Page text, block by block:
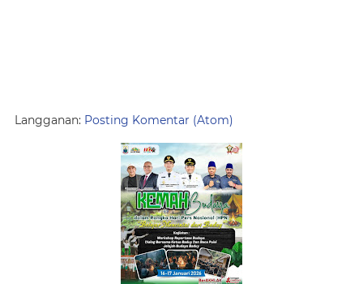
Langganan: Posting Komentar (Atom)